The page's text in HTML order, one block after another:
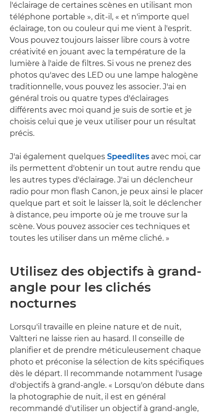
l'éclairage de certaines scènes en utilisant mon
téléphone portable », dit-il, « et n'importe quel
éclairage, ton ou couleur qui me vient à l'esprit.
Vous pouvez toujours laisser libre cours à votre
créativité en jouant avec la température de la
lumière à l'aide de filtres. Si vous ne prenez des
photos qu'avec des LED ou une lampe halogène
traditionnelle, vous pouvez les associer. J'ai en
général trois ou quatre types d'éclairages
différents avec moi quand je suis de sortie et je
choisis celui que je veux utiliser pour un résultat
précis.
J'ai également quelques Speedlites avec moi, car
ils permettent d'obtenir un tout autre rendu que
les autres types d'éclairage. J'ai un déclencheur
radio pour mon flash Canon, je peux ainsi le placer
quelque part et soit le laisser là, soit le déclencher
à distance, peu importe où je me trouve sur la
scène. Vous pouvez associer ces techniques et
toutes les utiliser dans un même cliché. »
Utilisez des objectifs à grand-
angle pour les clichés
nocturnes
Lorsqu'il travaille en pleine nature et de nuit,
Valtteri ne laisse rien au hasard. Il conseille de
planifier et de prendre méticuleusement chaque
photo et préconise la sélection de kits spécifiques
dès le départ. Il recommande notamment l'usage
d'objectifs à grand-angle. « Lorsqu'on débute dans
la photographie de nuit, il est en général
recommandé d'utiliser un objectif à grand-angle,